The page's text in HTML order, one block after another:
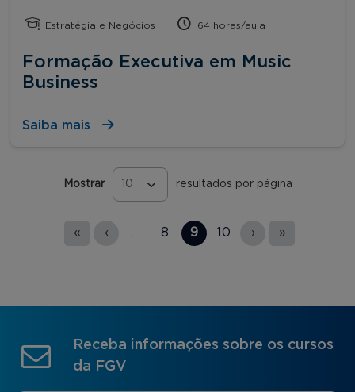
Estratégia e Negócios 64 horas/aula
Formação Executiva em Music
Business
Saiba mais
Mostrar resultados por página
« ‹ 8 9 10 › »
Receba informações sobre os cursos
da FGV